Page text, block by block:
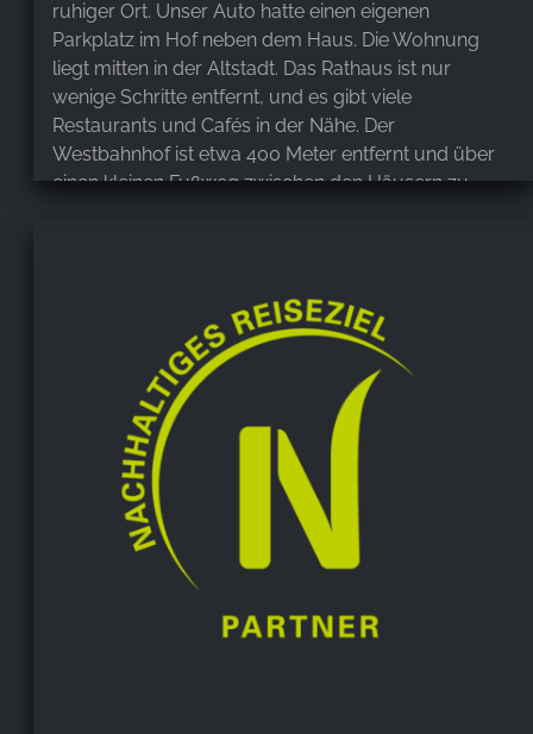
ruhiger Ort. Unser Auto hatte einen eigenen
Parkplatz im Hof ​​neben dem Haus. Die Wohnung
liegt mitten in der Altstadt. Das Rathaus ist nur
wenige Schritte entfernt, und es gibt viele
Restaurants und Cafés in der Nähe. Der
Westbahnhof ist etwa 400 Meter entfernt und über
einen kleinen Fußweg zwischen den Häusern zu
gesamteTeam für den angenehmen Aufenthalt in
Ihrer gepflegten Wohnung im Haus am Klint.
Roswitha Hömke,
May 4, 2026
Hallo liebe Familie Günther, wir waren in Ihren
Ferienwohnung zu Gast vom 30. April bis zum 4. Mai.
Es hat uns super gut gefallen, dass erste Mal in einer
Ferienwohnung. Es war alles vorhanden, in der
Küche sowie im Bad. Sehr schön ruhig in der Straße.
Also wirklich weiter zu empfehlen. Nochmals vielen